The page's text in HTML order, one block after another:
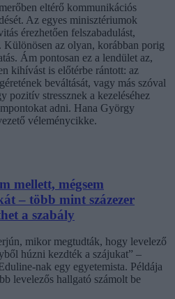
eltérő kommunikációs
Az egyes minisztériumok
érezhetően felszabadulást,
Különösen az olyan, korábban porig
Ám pontosan ez a lendület az,
kihívást is előtérbe rántott: az
beváltását, vagy más szóval
pozitív stressznek a kezeléséhez
adni. Hana György
véleménycikke.
mellett, mégsem
– több mint százezer
a szabály
mikor megtudták, hogy levelező
húzni kezdték a szájukat” –
nak egy egyetemista. Példája
levelezős hallgató számolt be